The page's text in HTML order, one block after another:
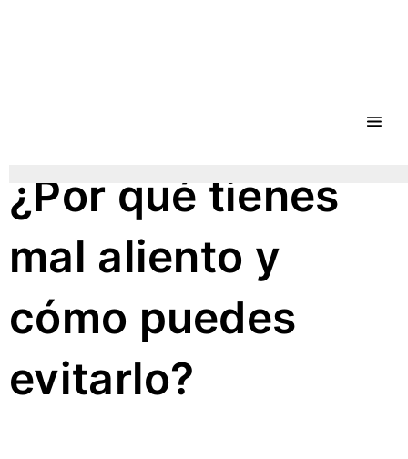
¿Por qué tienes
mal aliento y
cómo puedes
evitarlo?